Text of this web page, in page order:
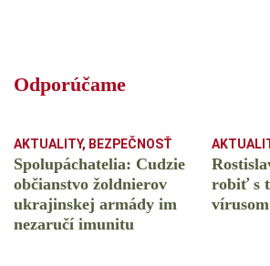
Odporúčame
AKTUALITY, BEZPEČNOSŤ
Spolupáchatelia: Cudzie
občianstvo žoldnierov
ukrajinskej armády im
nezaručí imunitu
robiť s